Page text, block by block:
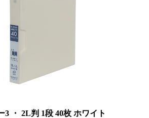
3 ・ 2L判 1段 40枚 ホワイト